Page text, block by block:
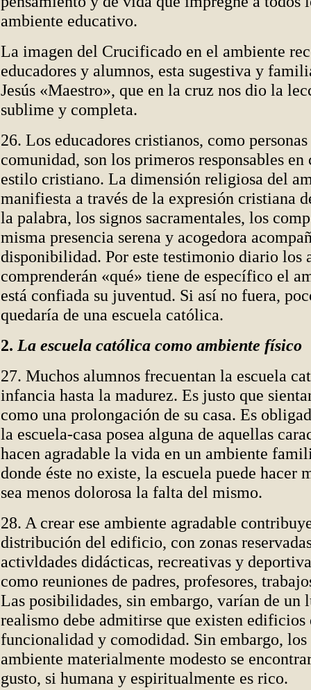
ambiente educativo.
La imagen del Crucificado en el ambiente
educadores y alumnos, esta sugestiva y
Jesús «Maestro», que en la cruz nos dio la
sublime y completa.
26. Los educadores cristianos, como
comunidad, son los primeros responsables
estilo cristiano. La dimensión religiosa del
manifiesta a través de la expresión cristiana
la palabra, los signos sacramentales, los
misma presencia serena y acogedora
disponibilidad. Por este testimonio diario los
comprenderán «qué» tiene de específico el
está confiada su juventud. Si así no fuera,
quedaría de una escuela católica.
2. La escuela católica como ambiente físico
27. Muchos alumnos frecuentan la escuela
infancia hasta la madurez. Es justo que
como una prolongación de su casa. Es
la escuela-casa posea alguna de aquellas
hacen agradable la vida en un ambiente
donde éste no existe, la escuela puede hacer
sea menos dolorosa la falta del mismo.
28. A crear ese ambiente agradable
distribución del edificio, con zonas
activldades didácticas, recreativas y
como reuniones de padres, profesores,
Las posibilidades, sin embargo, varían de un
realismo debe admitirse que existen edificios
funcionalidad y comodidad. Sin embargo, los
ambiente materialmente modesto se
gusto, si humana y espiritualmente es rico.